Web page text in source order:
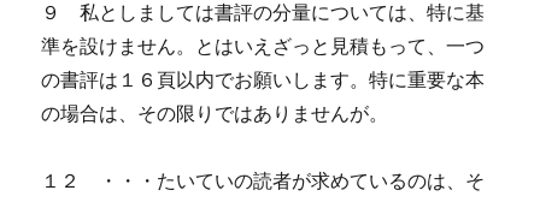
９ 私としましては書評の分量については、特に基
準を設けません。とはいえざっと見積もって、一つ
の書評は１６頁以内でお願いします。特に重要な本
の場合は、その限りではありませんが。
１２ ・・・たいていの読者が求めているのは、そ